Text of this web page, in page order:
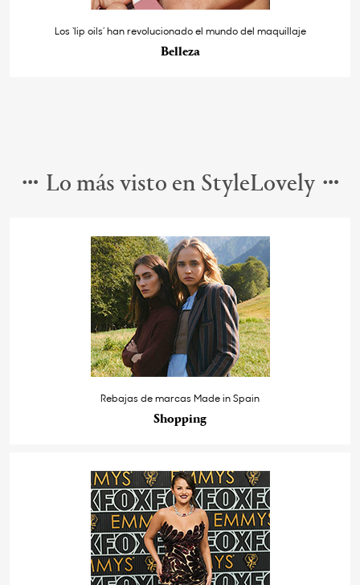
Los ‘lip oils’ han revolucionado el mundo del maquillaje
Belleza
Lo más visto en StyleLovely
Rebajas de marcas Made in Spain
Shopping